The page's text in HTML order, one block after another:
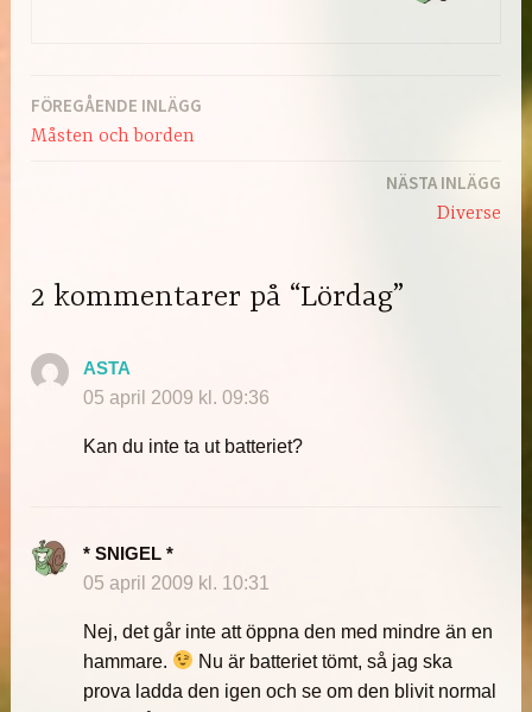
Inläggsnavigering
FÖREGÅENDE INLÄGG
Måsten och borden
NÄSTA INLÄGG
Diverse
2 kommentarer på “Lördag”
ASTA
05 april 2009 kl. 09:36
Kan du inte ta ut batteriet?
* SNIGEL *
05 april 2009 kl. 10:31
Nej, det går inte att öppna den med mindre än en
hammare.
Nu är batteriet tömt, så jag ska
prova ladda den igen och se om den blivit normal